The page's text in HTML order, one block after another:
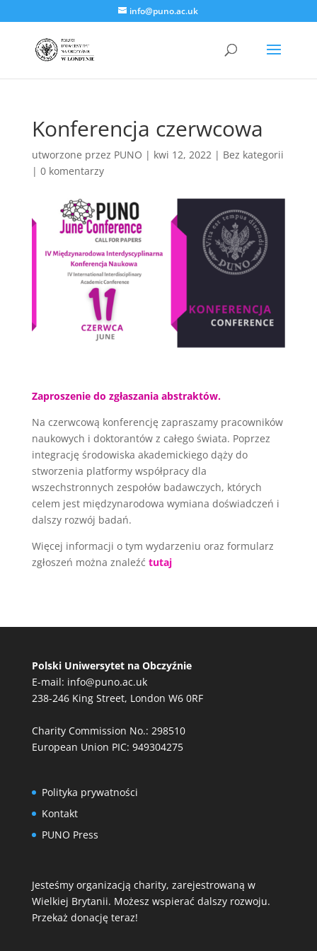
info@puno.ac.uk
Konferencja czerwcowa
utworzone przez PUNO | kwi 12, 2022| Bez kategorii
| 0 komentarzy
Zaproszenie do zgłaszania abstraktów.
Na czerwcową konferencję zapraszamy pracowników
naukowych i doktorantów z całego świata. Poprzez
integrację środowiska akademickiego dąży do
stworzenia platformy współpracy dla
wszechstronnych zespołów badawczych, których
celem jest międzynarodowa wymiana doświadczeń i
dalszy rozwój badań.
Więcej informacji o tym wydarzeniu oraz formularz
zgłoszeń można znaleźć tutaj
Polski Uniwersytet na Obczyźnie
E-mail: info@puno.ac.uk
238-246 King Street, London W6 0RF
Charity Commission No.: 298510
European Union PIC: 949304275
Polityka prywatności
Kontakt
PUNO Press
Jesteśmy organizacją charity, zarejestrowaną w
Wielkiej Brytanii. Możesz wspierać dalszy rozwoju.
Przekaż donację teraz!